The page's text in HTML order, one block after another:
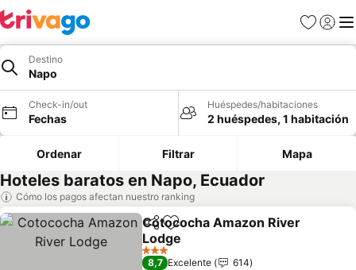
Favoritos
Iniciar
Destino
Napo
Check-in/out
Fechas
Huéspedes/habitaciones
2 huéspedes, 1 habitación
Ordenar Filtrar Mapa
Hoteles baratos en Napo, Ecuador
Cómo los pagos afectan nuestro ranking
CompartirAgregar a favoritos
Cotococha Amazon River
Lodge
Ver precios
3 Estrellas
8,7 Excelente
614